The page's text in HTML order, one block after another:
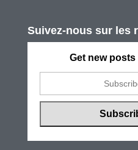
Suivez-nous sur les
Get new posts